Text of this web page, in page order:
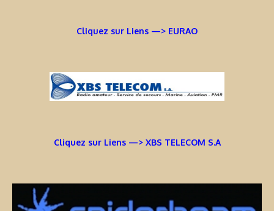
Cliquez sur Liens —> EURAO
Cliquez sur Liens —> XBS TELECOM S.A